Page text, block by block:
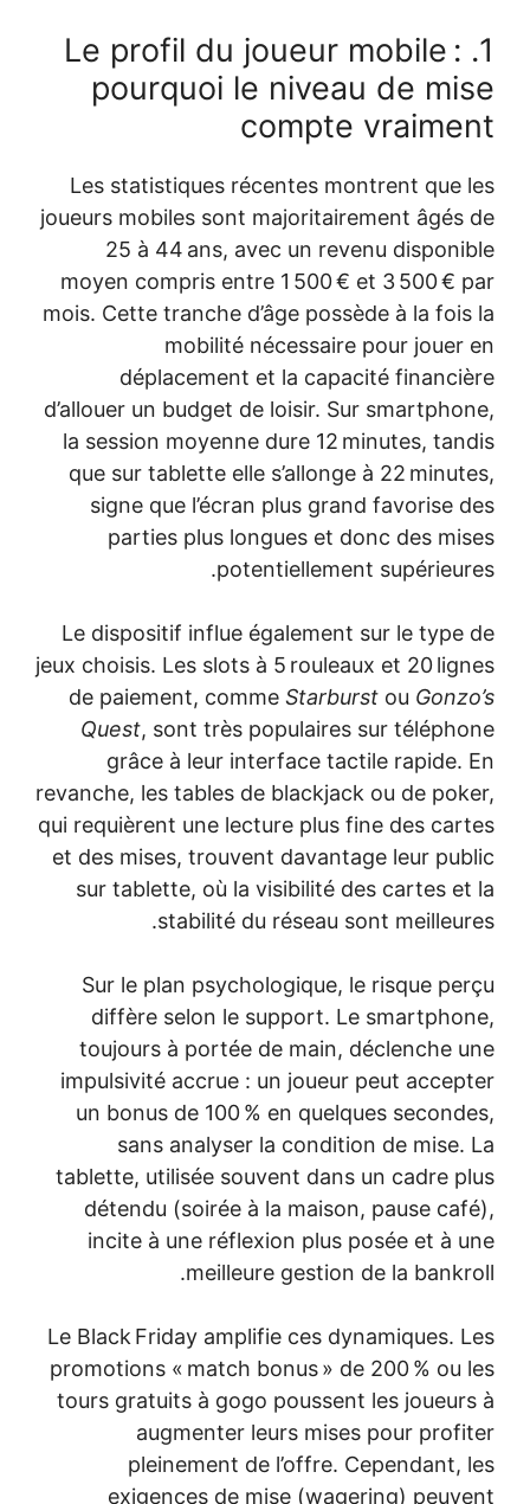
1. Le profil du joueur mobile :
pourquoi le niveau de mise
compte vraiment
Les statistiques récentes montrent que les
joueurs mobiles sont majoritairement âgés de
25 à 44 ans, avec un revenu disponible
moyen compris entre 1 500 € et 3 500 € par
mois. Cette tranche d’âge possède à la fois la
mobilité nécessaire pour jouer en
déplacement et la capacité financière
d’allouer un budget de loisir. Sur smartphone,
la session moyenne dure 12 minutes, tandis
que sur tablette elle s’allonge à 22 minutes,
signe que l’écran plus grand favorise des
parties plus longues et donc des mises
potentiellement supérieures.
Le dispositif influe également sur le type de
jeux choisis. Les slots à 5 rouleaux et 20 lignes
de paiement, comme Starburst ou Gonzo’s
Quest, sont très populaires sur téléphone
grâce à leur interface tactile rapide. En
revanche, les tables de blackjack ou de poker,
qui requièrent une lecture plus fine des cartes
et des mises, trouvent davantage leur public
sur tablette, où la visibilité des cartes et la
stabilité du réseau sont meilleures.
Sur le plan psychologique, le risque perçu
diffère selon le support. Le smartphone,
toujours à portée de main, déclenche une
impulsivité accrue : un joueur peut accepter
un bonus de 100 % en quelques secondes,
sans analyser la condition de mise. La
tablette, utilisée souvent dans un cadre plus
détendu (soirée à la maison, pause café),
incite à une réflexion plus posée et à une
meilleure gestion de la bankroll.
Le Black Friday amplifie ces dynamiques. Les
promotions « match bonus » de 200 % ou les
tours gratuits à gogo poussent les joueurs à
augmenter leurs mises pour profiter
pleinement de l’offre. Cependant, les
exigences de mise (wagering) peuvent